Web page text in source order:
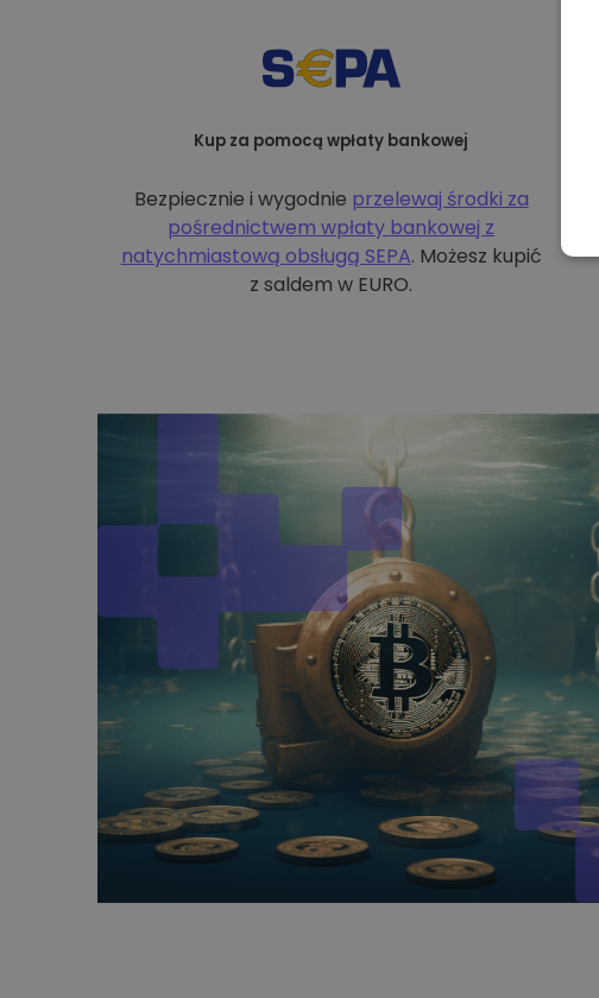
Kup za pomocą wpłaty bankowej
Bezpiecznie i wygodnie przelewaj środki za
pośrednictwem wpłaty bankowej z
natychmiastową obsługą SEPA. Możesz kupić
z saldem w EURO.